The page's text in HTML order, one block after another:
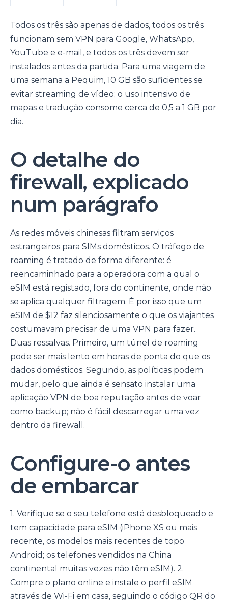
Todos os três são apenas de dados, todos os três
funcionam sem VPN para Google, WhatsApp,
YouTube e e-mail, e todos os três devem ser
instalados antes da partida. Para uma viagem de
uma semana a Pequim, 10 GB são suficientes se
evitar streaming de vídeo; o uso intensivo de
mapas e tradução consome cerca de 0,5 a 1 GB por
dia.
O detalhe do
firewall, explicado
num parágrafo
As redes móveis chinesas filtram serviços
estrangeiros para SIMs domésticos. O tráfego de
roaming é tratado de forma diferente: é
reencaminhado para a operadora com a qual o
eSIM está registado, fora do continente, onde não
se aplica qualquer filtragem. É por isso que um
eSIM de $12 faz silenciosamente o que os viajantes
costumavam precisar de uma VPN para fazer.
Duas ressalvas. Primeiro, um túnel de roaming
pode ser mais lento em horas de ponta do que os
dados domésticos. Segundo, as políticas podem
mudar, pelo que ainda é sensato instalar uma
aplicação VPN de boa reputação antes de voar
como backup; não é fácil descarregar uma vez
dentro da firewall.
Configure-o antes
de embarcar
1. Verifique se o seu telefone está desbloqueado e
tem capacidade para eSIM (iPhone XS ou mais
recente, os modelos mais recentes de topo
Android; os telefones vendidos na China
continental muitas vezes não têm eSIM). 2.
Compre o plano online e instale o perfil eSIM
através de Wi-Fi em casa, seguindo o código QR do